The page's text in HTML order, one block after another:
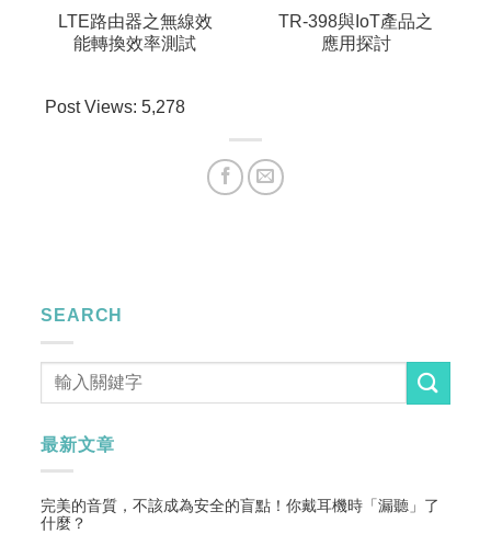
LTE路由器之無線效
能轉換效率測試
TR-398與IoT產品之
應用探討
Post Views:5,278
SEARCH
最新文章
完美的音質，不該成為安全的盲點！你戴耳機時「漏聽」了
什麼？